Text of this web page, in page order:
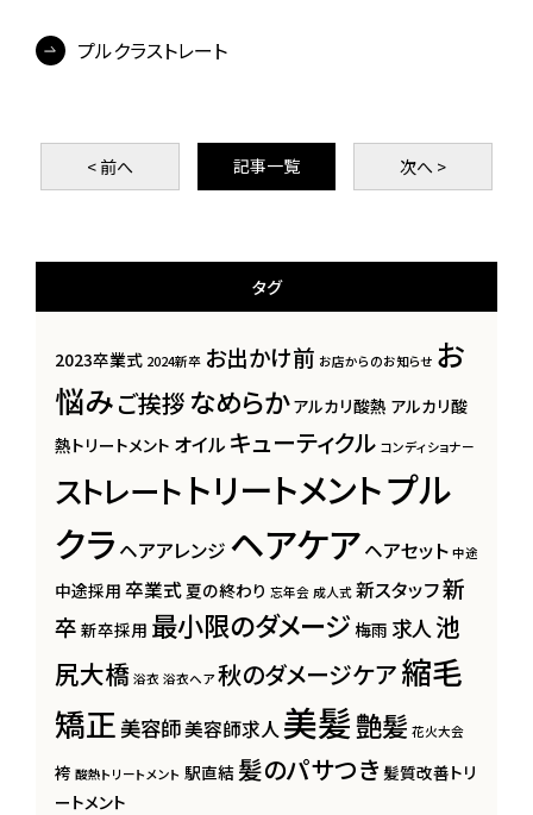
プルクラストレート
< 前へ 記事一覧 次へ >
タグ
2023卒業式 2024新卒 お出かけ前 お店からのお知らせ お
悩みご挨拶 なめらか アルカリ酸熱 アルカリ酸
熱トリートメント オイル キューティクル コンディショナー
ストレート トリートメントプル
クラ ヘアアレンジ ヘアケアヘアセット 中途
中途採用 卒業式夏の終わり 忘年会 成人式 新スタッフ新
卒 新卒採用 最小限のダメージ梅雨 求人 池
尻大橋 浴衣 浴衣ヘア 秋のダメージケア縮毛
矯正 美容師美容師求人美髪艶髪 花火大会
袴 酸熱トリートメント 駅直結 髪のパサつき 髪質改善トリ
ートメント